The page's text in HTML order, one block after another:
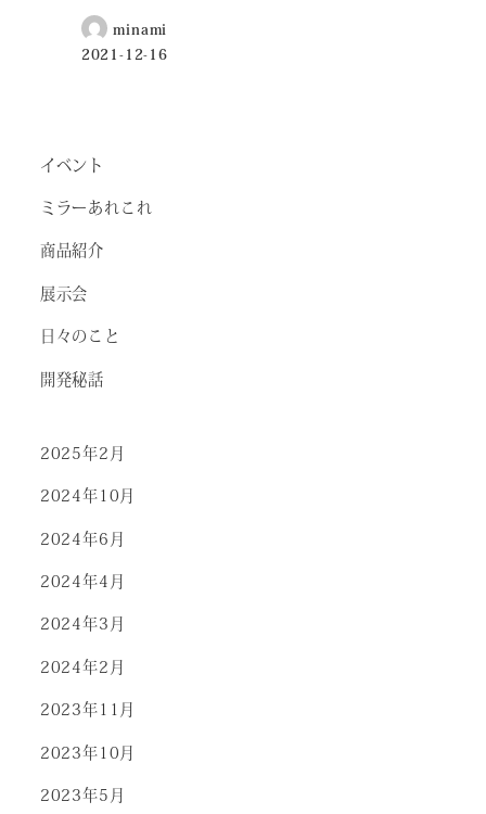
minami
2021-12-16
イベント
ミラーあれこれ
商品紹介
展示会
日々のこと
開発秘話
2025年2月
2024年10月
2024年6月
2024年4月
2024年3月
2024年2月
2023年11月
2023年10月
2023年5月